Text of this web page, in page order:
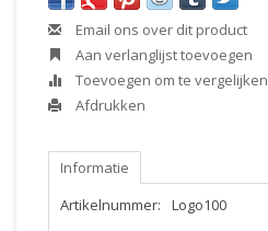
Email ons over dit product
Aan verlanglijst toevoegen
Toevoegen om te vergelijken
Afdrukken
Informatie
Artikelnummer:
Logo100